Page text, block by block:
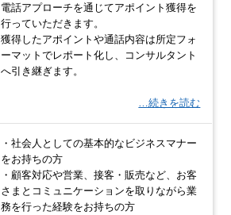
電話アプローチを通じてアポイント獲得を
行っていただきます。
獲得したアポイントや通話内容は所定フォ
ーマットでレポート化し、コンサルタント
へ引き継ぎます。
…続きを読む
・社会人としての基本的なビジネスマナー
をお持ちの方
・顧客対応や営業、接客・販売など、お客
さまとコミュニケーションを取りながら業
務を行った経験をお持ちの方